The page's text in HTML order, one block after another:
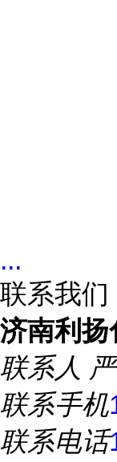
...
联系我们
济南利扬
联系人
联系手机
联系电话